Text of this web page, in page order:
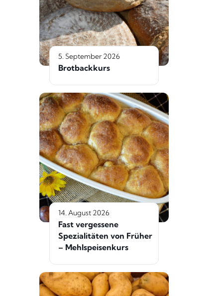
5. September 2026
Brotbackkurs
14. August 2026
Fast vergessene
Spezialitäten von Früher
– Mehlspeisenkurs